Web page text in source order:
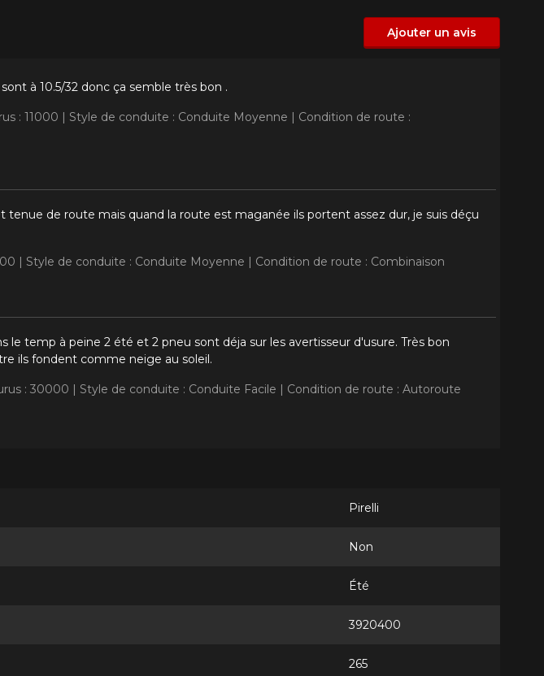
Ajouter un avis
à 10.5/32 donc ça semble très bon .
: 11000 | Style de conduite : Conduite Moyenne | Condition de route :
tenue de route mais quand la route est maganée ils portent assez dur, je suis déçu
| Style de conduite : Conduite Moyenne | Condition de route : Combinaison
le temp à peine 2 été et 2 pneu sont déja sur les avertisseur d'usure. Très bon
ils fondent comme neige au soleil.
: 30000 | Style de conduite : Conduite Facile | Condition de route : Autoroute
Pirelli
Non
Été
3920400
265